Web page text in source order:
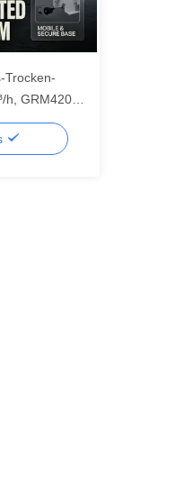
Trocken-
GRM4201-